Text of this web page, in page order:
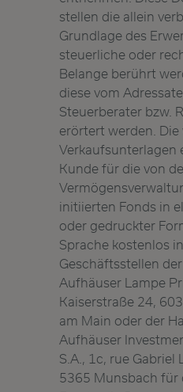
stellen die allein
Grundlage des
steuerliche oder
Belange berührt
diese vom
Steuerberater bzw.
erörtert werden.
Verkaufsunterlagen
Kunde für die von
initiierten Fonds in
oder gedruckter
Sprache kostenlos
Geschäftsstellen
Aufhäuser Lampe
Kaiserstraße 24,
am Main oder der
Aufhäuser
S.A., 1c, rue Gabriel
5365 Munsbach für